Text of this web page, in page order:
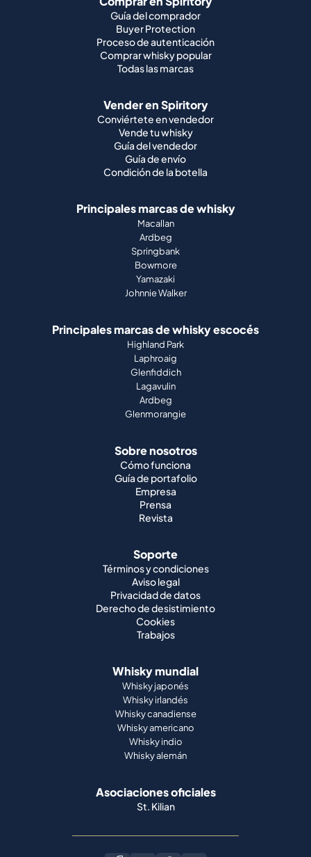
Guía del comprador
Buyer Protection
Proceso de autenticación
Comprar whisky popular
Todas las marcas
Vender en Spiritory
Conviértete en vendedor
Vende tu whisky
Guía del vendedor
Guía de envío
Condición de la botella
Principales marcas de whisky
Macallan
Ardbeg
Springbank
Bowmore
Yamazaki
Johnnie Walker
Principales marcas de whisky escocés
Highland Park
Laphroaig
Glenfiddich
Lagavulin
Ardbeg
Glenmorangie
Sobre nosotros
Cómo funciona
Guía de portafolio
Empresa
Prensa
Revista
Soporte
Términos y condiciones
Aviso legal
Privacidad de datos
Derecho de desistimiento
Cookies
Trabajos
Whisky mundial
Whisky japonés
Whisky irlandés
Whisky canadiense
Whisky americano
Whisky indio
Whisky alemán
Asociaciones oficiales
St. Kilian